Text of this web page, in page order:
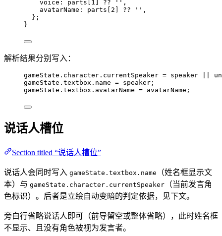
voice: parts[ 1 ] ?? '' ,
avatarName: parts[ 2 ] ?? '' ,
};
}
解析结果分别写入：
gameState . character . currentSpeaker = speaker
gameState . textbox . name = speaker;
gameState . textbox . avatarName = avatarName;
说话人槽位
Section titled “说话人槽位”
说话人会同时写入 gameState.textbox.name
（姓名框显示文
本）与 gameState.character.currentSpeaker （当前发言角
色标识）。后者是立绘自动变暗的判定依据，见下文。
旁白行省略说话人即可（前导留空或整体省略），此时姓名框
不显示、且没有角色被视为发言者。